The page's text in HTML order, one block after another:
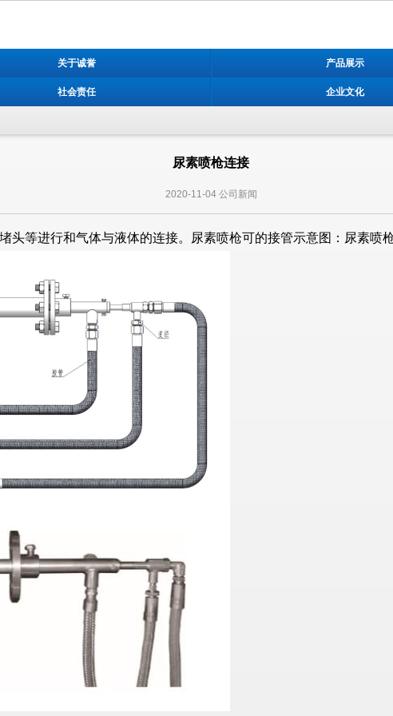
关于诚誉 产品展示
社会责任 企业文化
尿素喷枪连接
2020-11-04公司新闻
头等进行和气体与液体的连接。尿素喷枪可的接管示意图：尿素喷